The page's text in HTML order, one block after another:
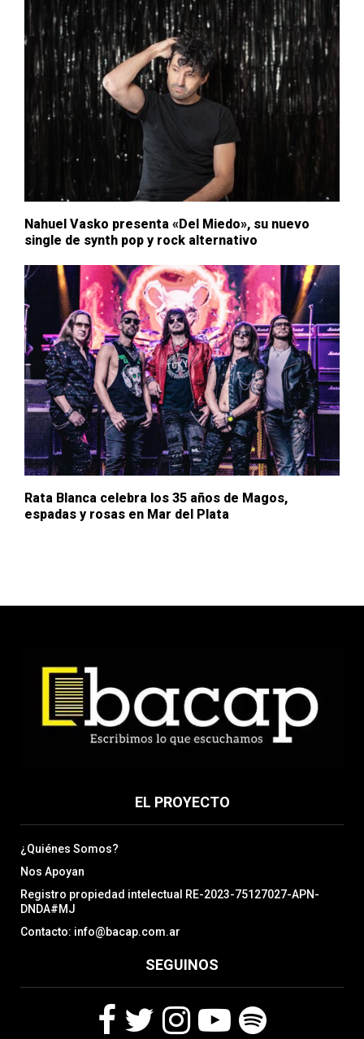
Nahuel Vasko presenta «Del Miedo», su nuevo
single de synth pop y rock alternativo
Rata Blanca celebra los 35 años de Magos,
espadas y rosas en Mar del Plata
EL PROYECTO
¿Quiénes Somos?
Nos Apoyan
Registro propiedad intelectual RE-2023-75127027-APN-
DNDA#MJ
Contacto: info@bacap.com.ar
SEGUINOS